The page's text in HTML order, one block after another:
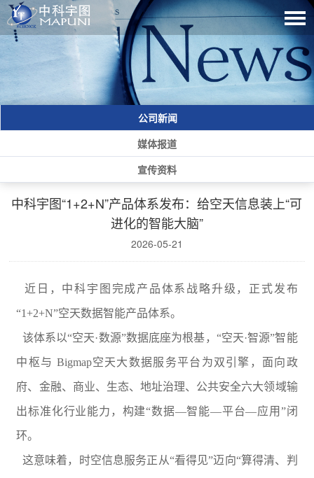
公司新闻
媒体报道
宣传资料
中科宇图“1+2+N”产品体系发布：给空天信息装上“可
进化的智能大脑”
2026-05-21
近日，中科宇图完成产品体系战略升级，正式发布
“1+2+N”空天数据智能产品体系。
该体系以“空天·数源”数据底座为根基，“空天·智源”智能
中枢与 Bigmap空天大数据服务平台为双引擎，面向政
府、金融、商业、生态、地址治理、公共安全六大领域输
出标准化行业能力，构建“数据—智能—平台—应用”闭
环。
这意味着，时空信息服务正从“看得见”迈向“算得清、判